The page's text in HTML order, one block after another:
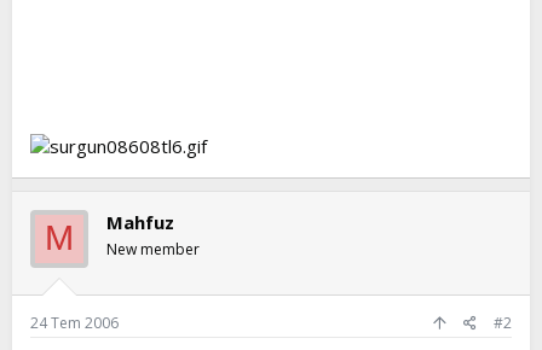
M Mahfuz
New member
24 Tem 2006 #2